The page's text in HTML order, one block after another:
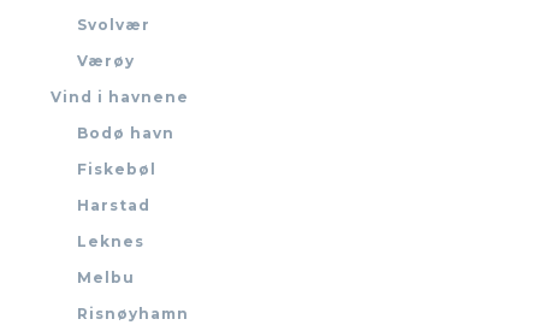
Svolvær
Værøy
Vind i havnene
Bodø havn
Fiskebøl
Harstad
Leknes
Melbu
Risnøyhamn